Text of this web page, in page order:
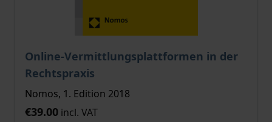
Online-Vermittlungsplattformen in der
Rechtspraxis
Nomos, 1. Edition 2018
€39.00 incl. VAT